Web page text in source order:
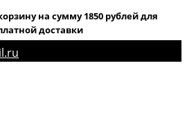
на сумму 1850 рублей для
доставки